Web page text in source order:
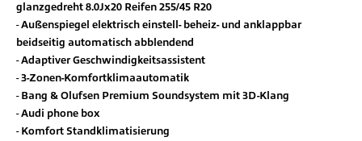
glanzgedreht 8.0Jx20 Reifen 255/45 R20
Außenspiegel elektrisch einstell- beheiz- und anklappbar
beidseitig automatisch abblendend
Adaptiver Geschwindigkeitsassistent
3-Zonen-Komfortklimaautomatik
Bang & Olufsen Premium Soundsystem mit 3D-Klang
Audi phone box
Komfort Standklimatisierung